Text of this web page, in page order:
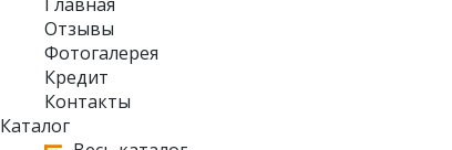
Отзывы
Фотогалерея
Кредит
Контакты
Каталог